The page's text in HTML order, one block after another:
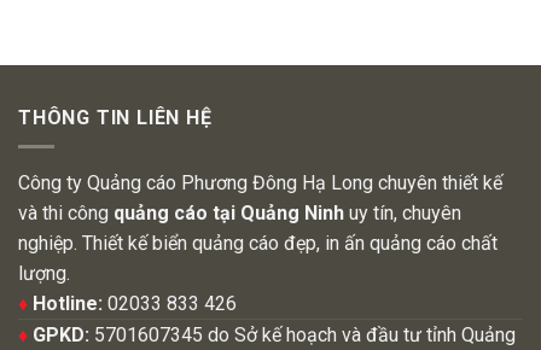
THÔNG TIN LIÊN HỆ
Công ty Quảng cáo Phương Đông Hạ Long chuyên thiết kế
và thi công quảng cáo tại Quảng Ninh uy tín, chuyên
nghiệp. Thiết kế biển quảng cáo đẹp, in ấn quảng cáo chất
lượng.
♦ Hotline: 02033 833 426
♦ GPKD: 5701607345 do Sở kế hoạch và đầu tư tỉnh Quảng